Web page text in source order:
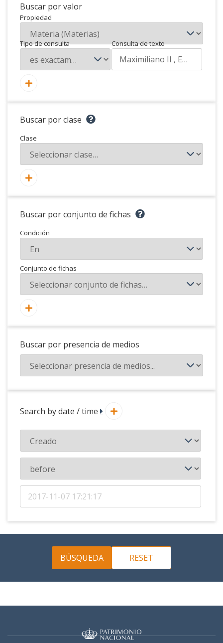
Buscar por valor
Propiedad
Tipo de consulta Consulta de texto
Buscar por clase
Clase
Buscar por conjunto de fichas
Condición
Conjunto de fichas
Buscar por presencia de medios
Search by date / time